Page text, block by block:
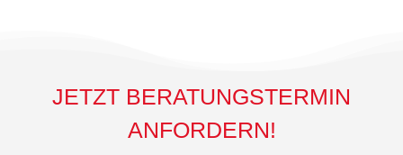
JETZT BERATUNGSTERMIN
ANFORDERN!